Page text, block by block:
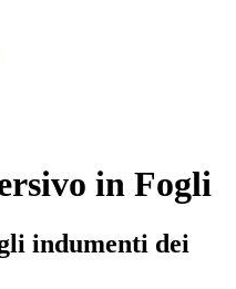
in Fogli
indumenti dei